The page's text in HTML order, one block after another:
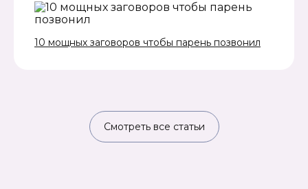
10 мощных заговоров чтобы парень позвонил
Смотреть все статьи